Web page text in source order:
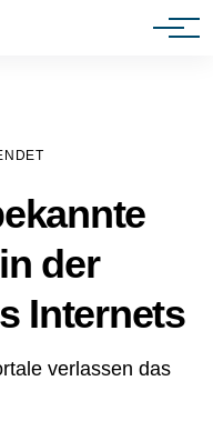
der
Internets
verlassen das